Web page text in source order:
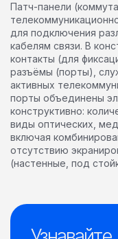
Патч-панели
для подключения
кабелям связи. В
контакты (для
разъёмы (порты),
активных
порты объединены
конструктивно:
виды оптических,
включая
отсутствию
(настенные, под